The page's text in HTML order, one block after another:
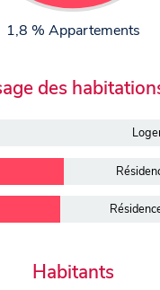
1,8 % Appartements
des
Habitants